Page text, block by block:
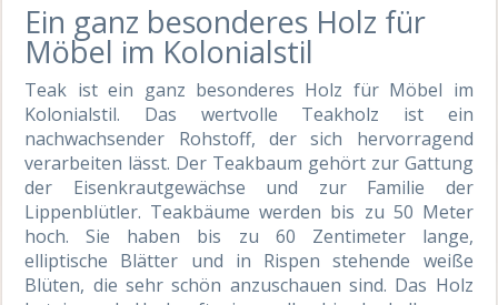
Ein ganz besonderes Holz für
Möbel im Kolonialstil
Teak ist ein ganz besonderes Holz für Möbel im
Kolonialstil. Das wertvolle Teakholz ist ein
nachwachsender Rohstoff, der sich hervorragend
verarbeiten lässt. Der Teakbaum gehört zur Gattung
der Eisenkrautgewächse und zur Familie der
Lippenblütler. Teakbäume werden bis zu 50 Meter
hoch. Sie haben bis zu 60 Zentimeter lange,
elliptische Blätter und in Rispen stehende weiße
Blüten, die sehr schön anzuschauen sind. Das Holz